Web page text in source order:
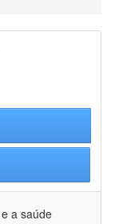
a saúde